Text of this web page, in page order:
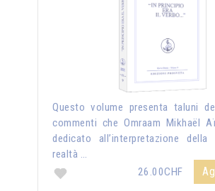
Questo volume presenta taluni
commenti che Omraam Mikhaël
dedicato all’interpretazione
realtà …
26.00CHF